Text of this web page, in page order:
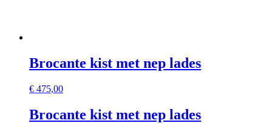
Brocante kist met nep lades
€ 475,00
Brocante kist met nep lades